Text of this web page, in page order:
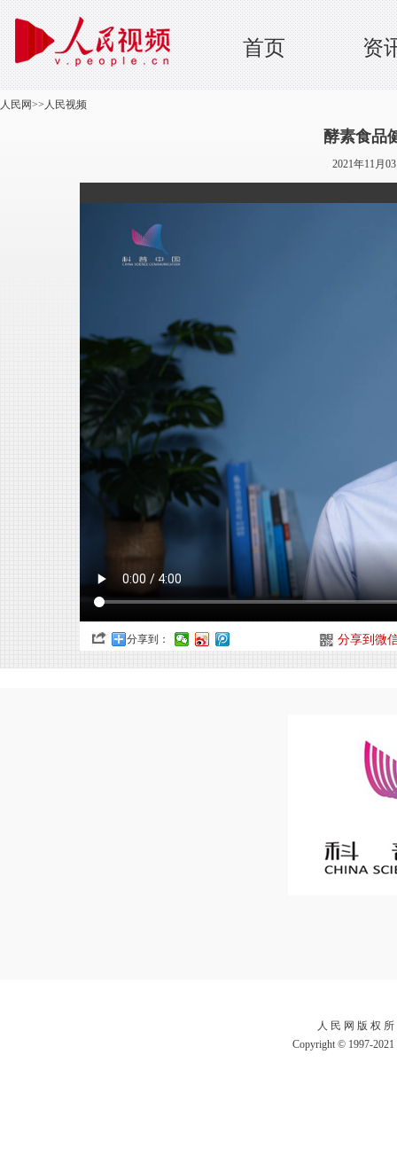
首页 资
人民网>> 人民视频
酵素食品
2021年11月
分享到： 分享到微
人 民 网 版 权
Copyright © 1997-2021